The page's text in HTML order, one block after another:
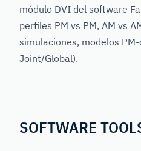
módulo DVI del software
perfiles PM vs PM, AM vs
simulaciones, modelos
Joint/Global).
SOFTWARE